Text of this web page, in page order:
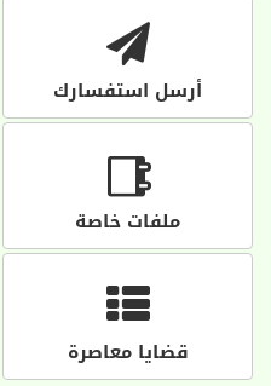
أرسل استفسارك
ملفات خاصة
قضايا معاصرة